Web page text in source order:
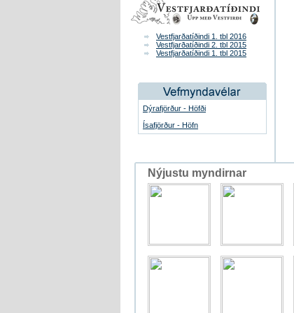
Vestfjarðatíðindi 1. tbl 2016
Vestfjarðatíðindi 2. tbl 2015
Vestfjarðatíðindi 1. tbl 2015
Dýrafjörður - Höfði
Ísafjörður - Höfn
Nýjustu myndirnar